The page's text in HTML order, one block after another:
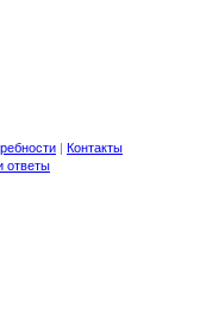
| Контакты
ответы